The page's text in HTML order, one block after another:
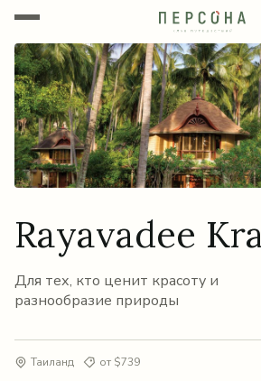
Rayavadee
Для тех, кто ценит красоту и
разнообразие природы
Таиланд от $739